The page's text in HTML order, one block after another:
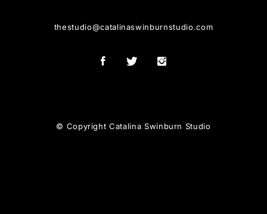
thestudio@catalinaswinburnstudio.com
© Copyright Catalina Swinburn Studio